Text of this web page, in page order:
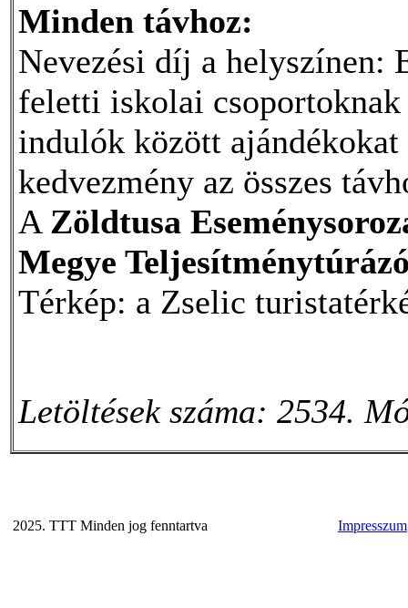
Minden távhoz:
Nevezési díj a helyszínen:
feletti iskolai csoportoknak
indulók között
kedvezmény az összes
A Zöldtusa
Megye
Térkép: a Zselic
Letöltések száma: 2534.
2025. TTT Minden jog fenntartva Impresszum